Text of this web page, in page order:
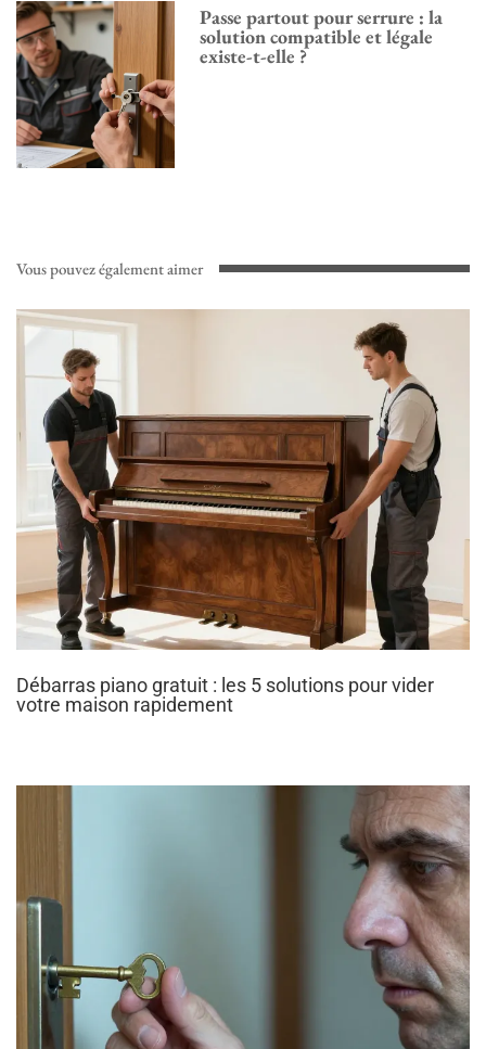
Passe partout pour serrure : la
solution compatible et légale
existe-t-elle ?
Vous pouvez également aimer
Débarras piano gratuit : les 5 solutions pour vider
votre maison rapidement